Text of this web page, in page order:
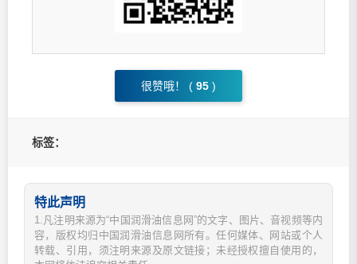
很赞哦！ ( 95 )
标签：
特此声明
1.凡注明来源为“中国润滑油信息网”的文字、图片、音视频等内
容，版权均归中国润滑油信息网所有。任何媒体、网站或个人
转载、引用，须注明来源及原文链接；未经授权擅自使用的，